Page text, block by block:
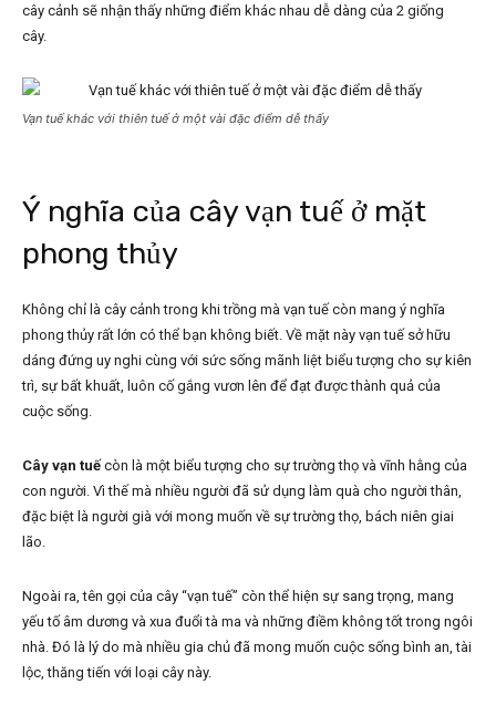
cây cảnh sẽ nhận thấy những điểm khác nhau dễ dàng của 2 giống
cây.
Vạn tuế khác với thiên tuế ở một vài đặc điểm dễ thấy
Ý nghĩa của cây vạn tuế ở mặt
phong thủy
Không chỉ là cây cảnh trong khi trồng mà vạn tuế còn mang ý nghĩa
phong thủy rất lớn có thể bạn không biết. Về mặt này vạn tuế sở hữu
dáng đứng uy nghi cùng với sức sống mãnh liệt biểu tượng cho sự kiên
trì, sự bất khuất, luôn cố gắng vươn lên để đạt được thành quả của
cuộc sống.
Cây vạn tuếcòn là một biểu tượng cho sự trường thọ và vĩnh hằng của
con người. Vì thế mà nhiều người đã sử dụng làm quà cho người thân,
đặc biệt là người già với mong muốn về sự trường thọ, bách niên giai
lão.
Ngoài ra, tên gọi của cây “vạn tuế” còn thể hiện sự sang trọng, mang
yếu tố âm dương và xua đuổi tà ma và những điềm không tốt trong ngôi
nhà. Đó là lý do mà nhiều gia chủ đã mong muốn cuộc sống bình an, tài
lộc, thăng tiến với loại cây này.